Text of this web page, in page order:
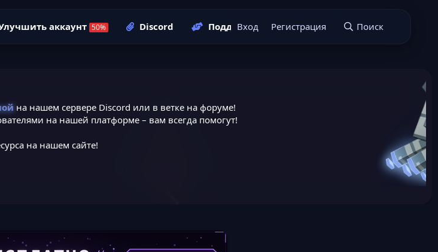
аккаунт Discord Поддержать нас Подать заявку
Вход Регистрация Поиск
на нашем сервере Discord или в ветке на форуме!
на нашей платформе – вам всегда помогут!
на нашем сайте!